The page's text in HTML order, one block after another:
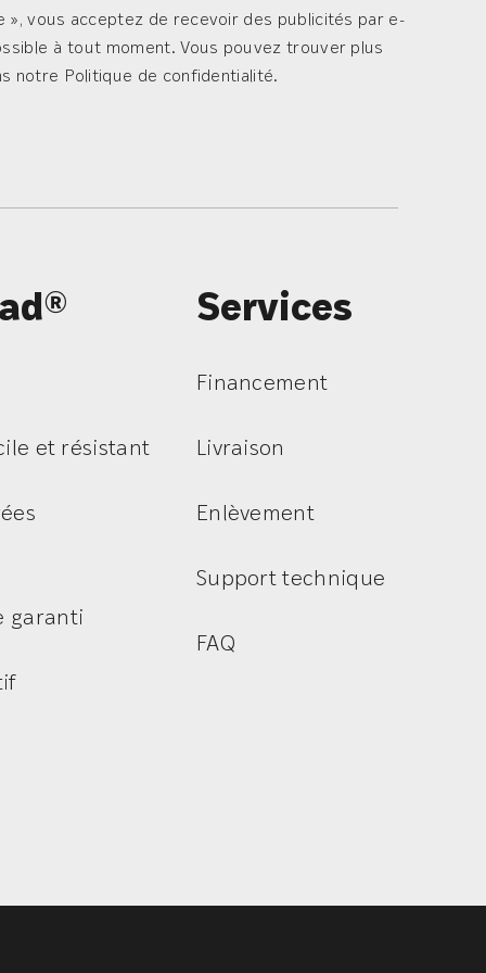
», vous acceptez de recevoir des publicités par e-
à tout moment. Vous pouvez trouver plus
notre Politique de confidentialité.
et résistant
garanti
Services
Financement
Livraison
Enlèvement
Support technique
FAQ